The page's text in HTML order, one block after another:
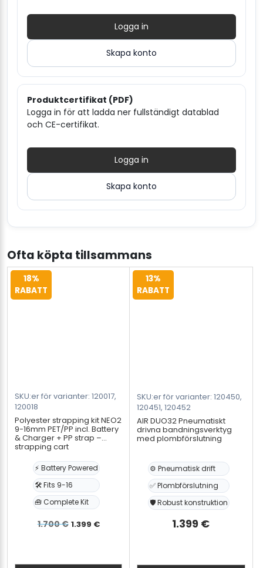
Logga in
Skapa konto
Produktcertifikat (PDF)
Logga in för att ladda ner fullständigt datablad
och CE-certifikat.
Logga in
Skapa konto
Ofta köpta tillsammans
18%
RABATT
SKU:er för varianter: 120017,
120018
Polyester strapping kit NEO2
9-16mm PET/PP incl. Battery
& Charger + PP strap –
strapping cart
⚡ Battery Powered
🛠️ Fits 9-16
🧰 Complete Kit
1.700€ Det
1.399 €Det
13%
RABATT
SKU:er för varianter: 120450,
120451, 120452
AIR DUO32 Pneumatiskt
drivna bandningsverktyg
med plombförslutning
⚙️ Pneumatisk drift
✅ Plombförslutning
🛡️ Robust konstruktion
1.399 €